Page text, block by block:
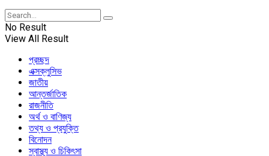
No Result
View All Result
প্রচ্ছদ
এক্সক্লুসিভ
জাতীয়
আন্তর্জাতিক
রাজনীতি
অর্থ ও বাণিজ্য
তথ্য ও প্রযুক্তি
বিনোদন
স্বাস্থ্য ও চিকিৎসা